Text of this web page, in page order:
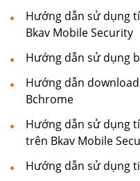
Hướng dẫn sử dụng
Bkav Mobile Security
Hướng dẫn sử dụng
Hướng dẫn
Bchrome
Hướng dẫn sử dụng
trên Bkav Mobile
Hướng dẫn sử dụng